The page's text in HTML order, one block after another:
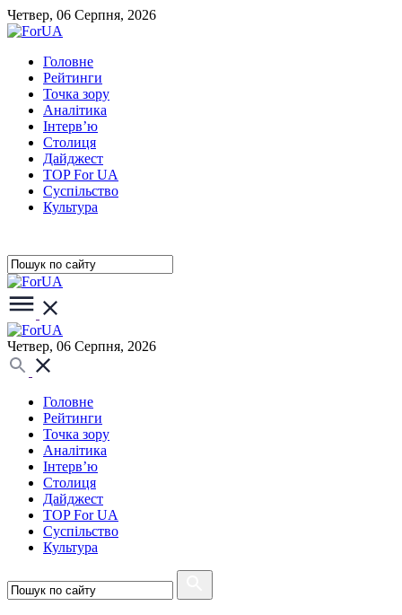
Четвер, 06 Серпня, 2026
Головне
Рейтинги
Точка зору
Аналітика
Інтерв’ю
Столиця
Дайджест
TOP For UA
Суспiльство
Культура
Четвер, 06 Серпня, 2026
Головне
Рейтинги
Точка зору
Аналітика
Інтерв’ю
Столиця
Дайджест
TOP For UA
Суспiльство
Культура